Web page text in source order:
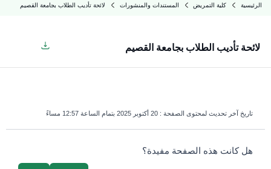
الرئيسية كلية التمريض المستندات والمنشورات لائحة تأديب الطلاب بجامعة القصيم
لائحة تأديب الطلاب بجامعة القصيم
تاريخ آخر تحديث لمحتوى الصفحة : 20 أكتوبر 2025 بتمام الساعة 12:57 مساءً
survey_v2
هل كانت هذه الصفحة مفيدة؟